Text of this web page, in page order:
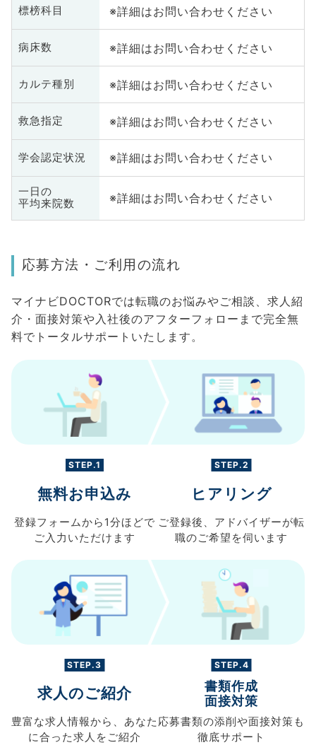
標榜科目 ※詳細はお問い合わせください
病床数 ※詳細はお問い合わせください
カルテ種別 ※詳細はお問い合わせください
救急指定 ※詳細はお問い合わせください
学会認定状況 ※詳細はお問い合わせください
一日の
平均来院数
※詳細はお問い合わせください
応募方法・ご利用の流れ
マイナビDOCTORでは転職のお悩みやご相談、求人紹
介・面接対策や入社後のアフターフォローまで完全無
料でトータルサポートいたします。
STEP.1
無料お申込み
登録フォームから 1分ほどで
ご入力 いただけます
STEP.2
ヒアリング
ご登録後、 アドバイザーが転
職のご希望を伺います
STEP.3
求人のご紹介
豊富な求人情報から、 あなた
に合った求人を ご紹介
STEP.4
書類作成
面接対策
応募書類の添削や面接対策も
徹底サポート